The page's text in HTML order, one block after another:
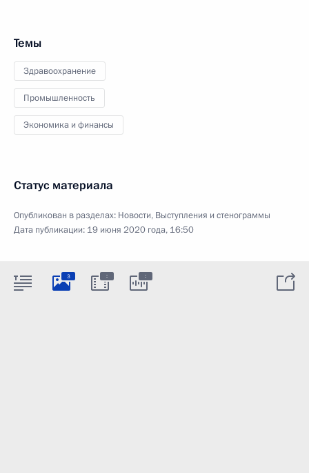
Темы
Здравоохранение
Промышленность
Экономика и финансы
Статус материала
Опубликован в разделах: Новости, Выступления и стенограммы
Дата публикации: 19 июня 2020 года, 16:50
3 : :